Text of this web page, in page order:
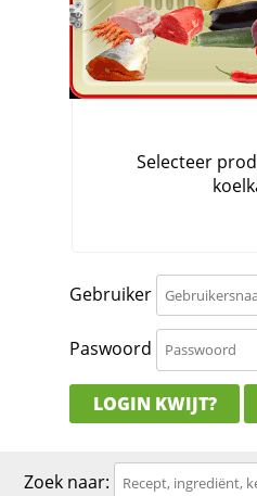
Gebruiker
Paswoord
LOGIN KWIJT?
Zoek naar: